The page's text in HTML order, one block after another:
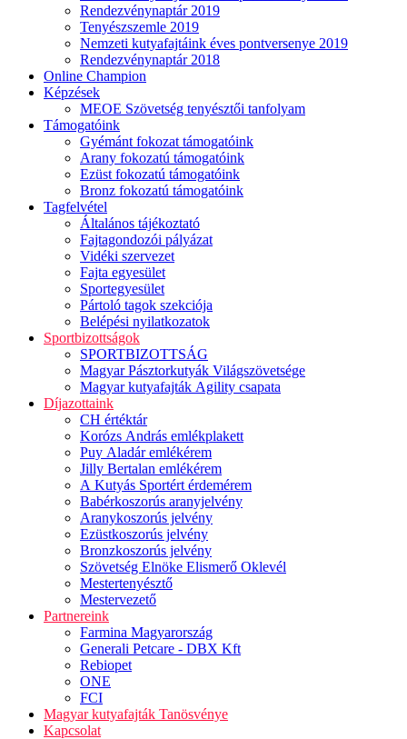
Rendezvénynaptár 2019
Tenyészszemle 2019
Nemzeti kutyafajtáink éves pontversenye 2019
Rendezvénynaptár 2018
Online Champion
Képzések
MEOE Szövetség tenyésztői tanfolyam
Támogatóink
Gyémánt fokozat támogatóink
Arany fokozatú támogatóink
Ezüst fokozatú támogatóink
Bronz fokozatú támogatóink
Tagfelvétel
Általános tájékoztató
Fajtagondozói pályázat
Vidéki szervezet
Fajta egyesület
Sportegyesület
Pártoló tagok szekciója
Belépési nyilatkozatok
Sportbizottságok
SPORTBIZOTTSÁG
Magyar Pásztorkutyák Világszövetsége
Magyar kutyafajták Agility csapata
Díjazottaink
CH értéktár
Korózs András emlékplakett
Puy Aladár emlékérem
Jilly Bertalan emlékérem
A Kutyás Sportért érdemérem
Babérkoszorús aranyjelvény
Aranykoszorús jelvény
Ezüstkoszorús jelvény
Bronzkoszorús jelvény
Szövetség Elnöke Elismerő Oklevél
Mestertenyésztő
Mestervezető
Partnereink
Farmina Magyarország
Generali Petcare - DBX Kft
Rebiopet
ONE
FCI
Magyar kutyafajták Tanösvénye
Kapcsolat